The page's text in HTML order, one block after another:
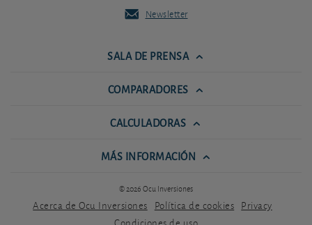
Newsletter
SALA DE PRENSA
COMPARADORES
CALCULADORAS
MÁS INFORMACIÓN
© 2026 Ocu Inversiones
Acerca de Ocu Inversiones Política de cookies Privacy